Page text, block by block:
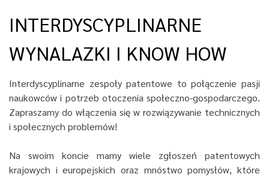
INTERDYSCYPLINARNE
WYNALAZKI I KNOW HOW
Interdyscyplinarne zespoły patentowe to połączenie pasji
naukowców i potrzeb otoczenia społeczno-gospodarczego.
Zapraszamy do włączenia się w rozwiązywanie technicznych
i społecznych problemów!
Na swoim koncie mamy wiele zgłoszeń patentowych
krajowych i europejskich oraz mnóstwo pomysłów, które